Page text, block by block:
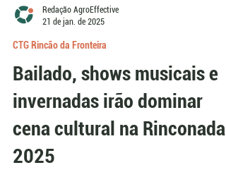
Redação AgroEffective
21 de jan. de 2025
CTG Rincão da Fronteira
Bailado, shows musicais e
invernadas irão dominar